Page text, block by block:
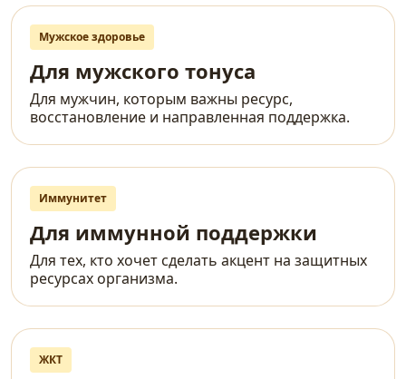
Мужское здоровье
Для мужского тонуса
Для мужчин, которым важны ресурс,
восстановление и направленная поддержка.
Иммунитет
Для иммунной поддержки
Для тех, кто хочет сделать акцент на защитных
ресурсах организма.
ЖКТ